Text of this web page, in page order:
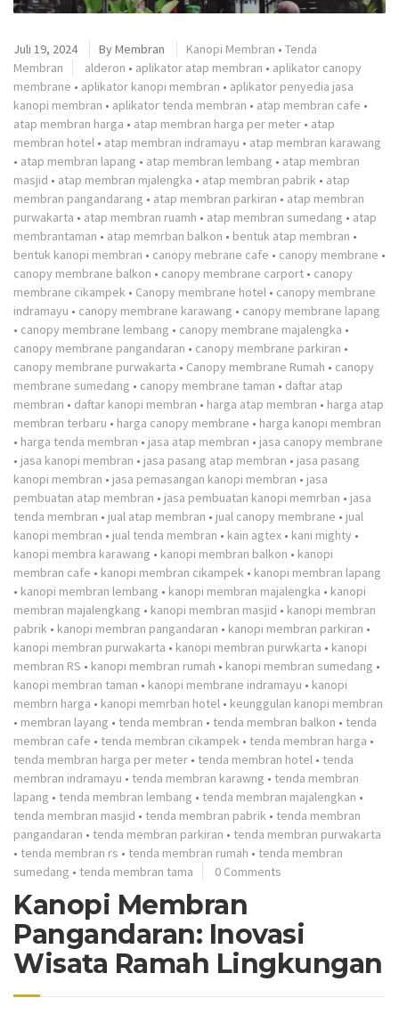
Juli 19, 2024 ByMembran Kanopi Membran • Tenda
Membran
alderon • aplikator atap membran • aplikator canopy
membrane • aplikator kanopi membran • aplikator penyedia jasa
kanopi membran • aplikator tenda membran • atap membran cafe •
atap membran harga • atap membran harga per meter • atap
membran hotel • atap membran indramayu • atap membran karawang
• atap membran lapang • atap membran lembang • atap membran
masjid • atap membran mjalengka • atap membran pabrik • atap
membran pangandarang • atap membran parkiran • atap membran
purwakarta • atap membran ruamh • atap membran sumedang • atap
membrantaman • atap memrban balkon • bentuk atap membran •
bentuk kanopi membran • canopy mebrane cafe • canopy membrane •
canopy membrane balkon • canopy membrane carport • canopy
membrane cikampek • Canopy membrane hotel • canopy membrane
indramayu • canopy membrane karawang • canopy membrane lapang
• canopy membrane lembang • canopy membrane majalengka •
canopy membrane pangandaran • canopy membrane parkiran •
canopy membrane purwakarta • Canopy membrane Rumah • canopy
membrane sumedang • canopy membrane taman • daftar atap
membran • daftar kanopi membran • harga atap membran • harga atap
membran terbaru • harga canopy membrane • harga kanopi membran
• harga tenda membran • jasa atap membran • jasa canopy membrane
• jasa kanopi membran • jasa pasang atap membran • jasa pasang
kanopi membran • jasa pemasangan kanopi membran • jasa
pembuatan atap membran • jasa pembuatan kanopi memrban • jasa
tenda membran • jual atap membran • jual canopy membrane • jual
kanopi membran • jual tenda membran • kain agtex • kani mighty •
kanopi membra karawang • kanopi membran balkon • kanopi
membran cafe • kanopi membran cikampek • kanopi membran lapang
• kanopi membran lembang • kanopi membran majalengka • kanopi
membran majalengkang • kanopi membran masjid • kanopi membran
pabrik • kanopi membran pangandaran • kanopi membran parkiran •
kanopi membran purwakarta • kanopi membran purwkarta • kanopi
membran RS • kanopi membran rumah • kanopi membran sumedang •
kanopi membran taman • kanopi membrane indramayu • kanopi
membrn harga • kanopi memrban hotel • keunggulan kanopi membran
• membran layang • tenda membran • tenda membran balkon • tenda
membran cafe • tenda membran cikampek • tenda membran harga •
tenda membran harga per meter • tenda membran hotel • tenda
membran indramayu • tenda membran karawng • tenda membran
lapang • tenda membran lembang • tenda membran majalengkan •
tenda membran masjid • tenda membran pabrik • tenda membran
pangandaran • tenda membran parkiran • tenda membran purwakarta
• tenda membran rs • tenda membran rumah • tenda membran
sumedang • tenda membran tama 0 Comments
Kanopi Membran
Pangandaran: Inovasi
Wisata Ramah Lingkungan